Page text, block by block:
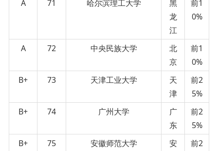
A
71 哈尔滨理工大学
黑
龙
江
前1
0%
A 72 中央民族大学
北
京
前1
0%
B+
73 天津工业大学
天
津
前2
5%
B+
74 广州大学
广
东
前2
5%
B+
75 安徽师范大学
安
前2